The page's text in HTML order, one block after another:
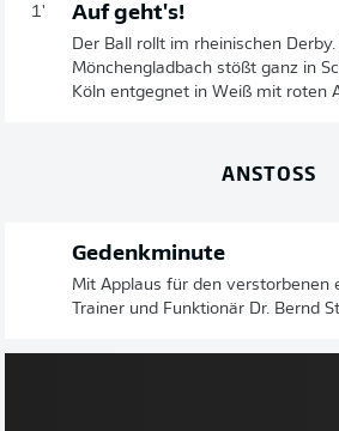
1' Auf geht's!
Der Ball rollt im rheinischen Derby.
Mönchengladbach stößt ganz in
Köln entgegnet in Weiß mit roten
ANSTOSS
Gedenkminute
Mit Applaus für den verstorbenen
Trainer und Funktionär Dr. Bernd